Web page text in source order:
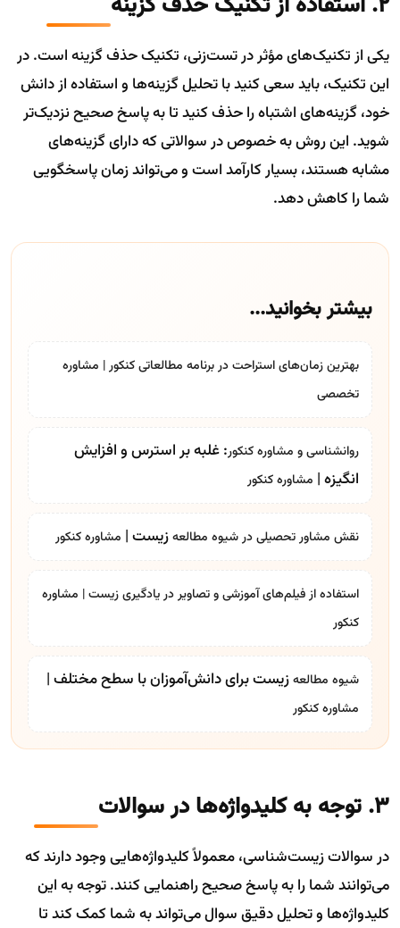
یکی از تکنیک‌های مؤثر در تست‌زنی، تکنیک حذف گزینه است. در
این تکنیک، باید سعی کنید با تحلیل گزینه‌ها و استفاده از دانش
خود، گزینه‌های اشتباه را حذف کنید تا به پاسخ صحیح نزدیک‌تر
شوید. این روش به خصوص در سوالاتی که دارای گزینه‌های
مشابه هستند، بسیار کارآمد است و می‌تواند زمان پاسخگویی
شما را کاهش دهد.
بیشتر بخوانید...
بهترین زمان‌های استراحت در برنامه مطالعاتی کنکور | مشاوره
تخصصی
روانشناسی و مشاوره کنکور: غلبه بر استرس و افزایش
انگیزه | مشاوره کنکور
نقش مشاور تحصیلی درشیوه مطالعهزیست | مشاوره کنکور
استفاده از فیلم‌های آموزشی و تصاویر در یادگیری زیست | مشاوره
کنکور
شیوه مطالعهزیست برای دانش‌آموزان با سطح مختلف |
مشاوره کنکور
3. توجه به کلیدواژه‌ها در سوالات
در سوالات زیست‌شناسی، معمولاً کلیدواژه‌هایی وجود دارند که
می‌توانند شما را به پاسخ صحیح راهنمایی کنند. توجه به این
کلیدواژه‌ها و تحلیل دقیق سوال می‌تواند به شما کمک کند تا